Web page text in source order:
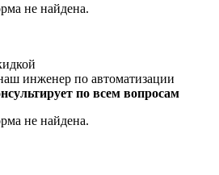
не найдена.
инженер по автоматизации
по всем вопросам
не найдена.